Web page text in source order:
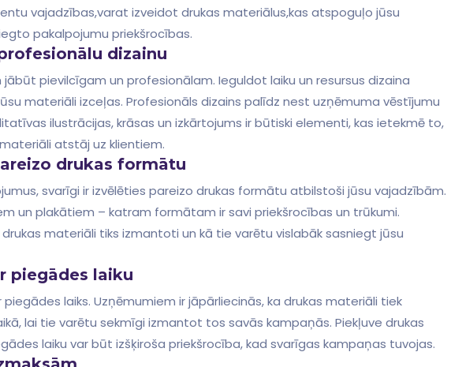
vajadzības,varat izveidot drukas materiālus,kas⁣ atspoguļo ⁢jūsu
pakalpojumu priekšrocības.
dizainu
pievilcīgam un profesionālam. Ieguldot laiku un resursus dizaina
materiāli izceļas. Profesionāls dizains palīdz ⁤nest uzņēmuma vēstījumu
ilustrācijas, krāsas un izkārtojums ir būtiski elementi, kas ietekmē to,
atstāj uz klientiem.
drukas⁤ formātu
⁣svarīgi ​ir⁤ izvēlēties pareizo drukas formātu atbilstoši jūsu vajadzībām.
un plakātiem – katram⁤ formātam ir savi priekšrocības ⁢un⁣ trūkumi.
materiāli tiks izmantoti ⁢un ⁣kā tie varētu ⁢vislabāk sasniegt jūsu
piegādes laiku
laiks. Uzņēmumiem ir ​jāpārliecinās, ka drukas ⁢materiāli tiek
lai tie varētu sekmīgi izmantot ⁣tos savās kampaņās. Piekļuve drukas
laiku var​ būt izšķiroša priekšrocība, kad svarīgas kampaņas tuvojas.